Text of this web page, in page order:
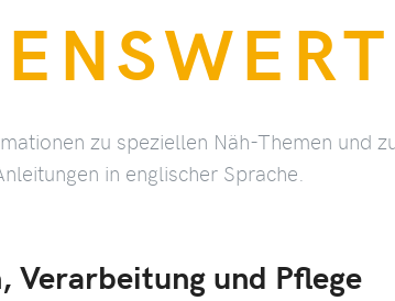
zu speziellen Näh-Themen und
in englischer Sprache.
und Pflege